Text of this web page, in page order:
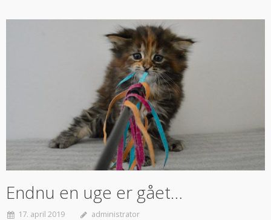
Endnu en uge er gået…
17. april 2019
administrator